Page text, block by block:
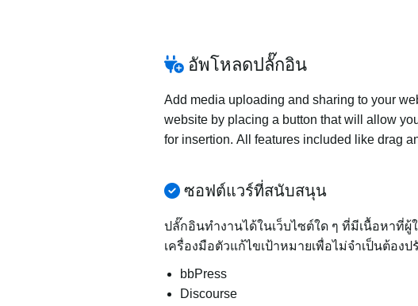
อัพโหลดปลั๊กอิน
Add media uploading and sharing to your
website by placing a button that will allow
for insertion. All features included like drag
ซอฟต์แวร์ที่สนับสนุน
ปลั๊กอินทำงานได้ในเว็บไซต์ใด ๆ ที่มีเนื้อหาที่
เครื่องมือตัวแก้ไขเป้าหมายเพื่อไม่จำเป็นต้องป
bbPress
Discourse